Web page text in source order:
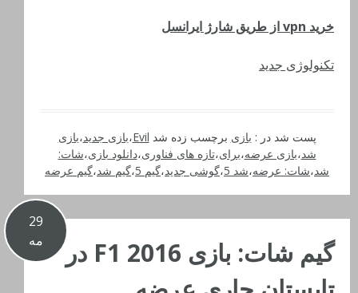
خرید vpn از طریق شارژ ایرانسل
تکنولوژی جدید
پست شد در : بازی برچسب زده شد Evil،بازی جدید،بازی
شد،بازی عرضه،برای،تازه های فناوری،دانلود بازی،شات:
شد،شات: عرضه،شد 5 ،گوشی جدید،گیم 5 ،گیم شد،گیم عرضه
29
مه
گیم شات: بازی F1 2016 در